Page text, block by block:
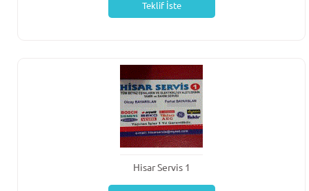
Teklif İste
Hisar Servis 1